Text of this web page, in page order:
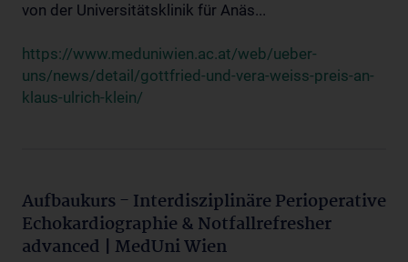
von der Universitätsklinik für Anäs...
https://www.meduniwien.ac.at/web/ueber-
uns/news/detail/gottfried-und-vera-weiss-preis-an-
klaus-ulrich-klein/
Aufbaukurs - Interdisziplinäre Perioperative
Echokardiographie & Notfallrefresher
advanced | MedUni Wien